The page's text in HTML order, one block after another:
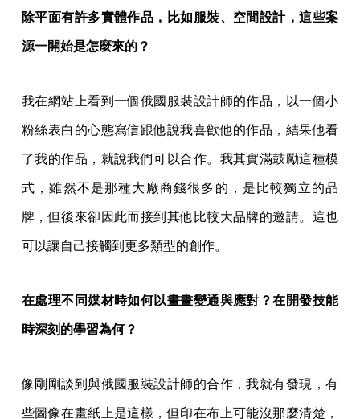
除平面有許多實體作品，比如服裝、空間設計，這些案
源一開始是怎麼來的？
我在網站上看到一個俄國服裝設計師的作品，以一個小
粉絲表白的心態寫信跟他說我喜歡他的作品，結果他看
了我的作品，就說我們可以合作。我其實滿鼓勵這種模
式，雖然不是那種大廠商錢很多的，是比較獨立的品
牌，但後來卻因此而接到其他比較大品牌的邀請。這也
可以讓自己接觸到更多類型的創作。
在處理不同媒材時如何以畫畫變通與應對？在開發技能
時深刻的學習為何？
像剛剛談到與俄國服裝設計師的合作，我就有發現，有
些圖像在畫紙上是這樣，但印在布上可能沒那麼清楚，